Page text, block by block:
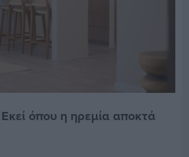
όπου η ηρεμία αποκτά